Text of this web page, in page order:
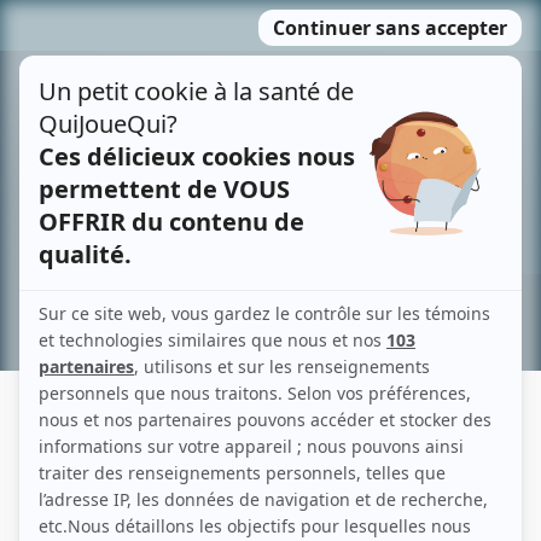
MENU
contenu
Recherche avancée »
JEAN BERNARD
Liens
Fiche de Jean Bernard sur Showbizz.net